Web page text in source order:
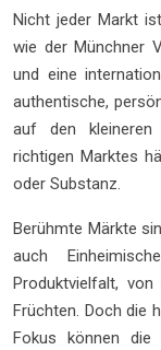
Nicht jeder Markt
wie der Münchner
und eine
authentische,
auf den kleineren
richtigen Marktes
oder Substanz.
Berühmte Märkte
auch
Produktvielfalt,
Früchten. Doch die
Fokus können die